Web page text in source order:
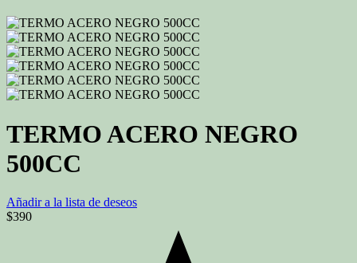
TERMO ACERO NEGRO
500CC
Añadir a la lista de deseos
$390